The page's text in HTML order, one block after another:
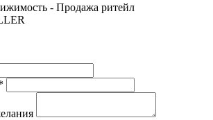
- Продажа ритейл